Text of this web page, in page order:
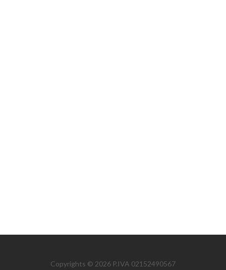
Copyrights © 2026 P.IVA 02152490567